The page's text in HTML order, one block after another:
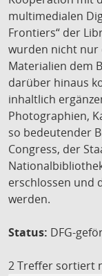
multimedialen
Frontiers“ der
wurden nicht nur
Materialien dem
darüber hinaus
inhaltlich
Photographien,
so bedeutender
Congress, der
erschlossen und
werden.
Status: DFG-
2 Treffer sortiert